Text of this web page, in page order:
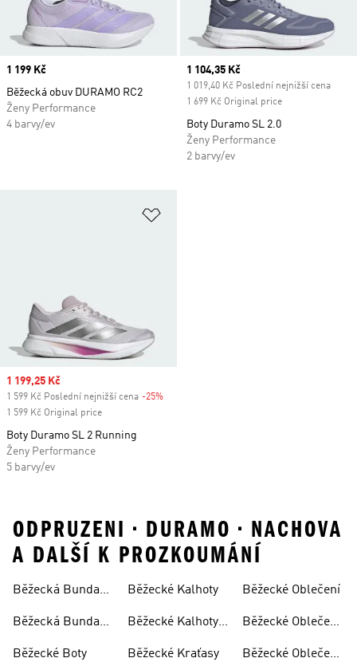
Price
1 199 Kč
Běžecká obuv DURAMO RC2
Ženy Performance
4 barvy/ev
Current price
1 104,35 Kč
1 019,40 Kč Poslední nejnižší cena
1 699 Kč Original price
Boty Duramo SL 2.0
Ženy Performance
2 barvy/ev
Sale price
1 199,25 Kč
1 599 Kč Poslední nejnižší cena -25%
1 599 Kč Original price
Boty Duramo SL 2 Running
Ženy Performance
5 barvy/ev
ODPRUZENI • DURAMO • NACHOVA
A DALŠÍ K PROZKOUMÁNÍ
Běžecká Bunda
Běžecká Bunda
Běžecké Boty
Běžecké Kalhoty
Běžecké Kalhoty
Běžecké Kraťasy
Běžecké Oblečení
Běžecké Oblečení
Běžecké Oblečení